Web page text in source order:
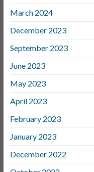
March 2024
December 2023
September 2023
June 2023
May 2023
April 2023
February 2023
January 2023
December 2022